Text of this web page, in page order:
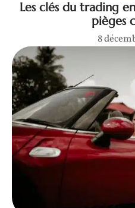
Les clés du trading
pièges
8